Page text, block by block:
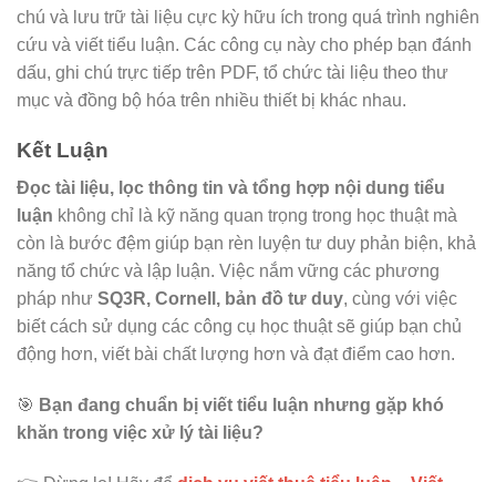
chú và lưu trữ tài liệu cực kỳ hữu ích trong quá trình nghiên
cứu và viết tiểu luận. Các công cụ này cho phép bạn đánh
dấu, ghi chú trực tiếp trên PDF, tổ chức tài liệu theo thư
mục và đồng bộ hóa trên nhiều thiết bị khác nhau.
Kết Luận
Đọc tài liệu, lọc thông tin và tổng hợp nội dung tiểu
luận không chỉ là kỹ năng quan trọng trong học thuật mà
còn là bước đệm giúp bạn rèn luyện tư duy phản biện, khả
năng tổ chức và lập luận. Việc nắm vững các phương
pháp như SQ3R, Cornell, bản đồ tư duy, cùng với việc
biết cách sử dụng các công cụ học thuật sẽ giúp bạn chủ
động hơn, viết bài chất lượng hơn và đạt điểm cao hơn.
🎯 Bạn đang chuẩn bị viết tiểu luận nhưng gặp khó
khăn trong việc xử lý tài liệu?